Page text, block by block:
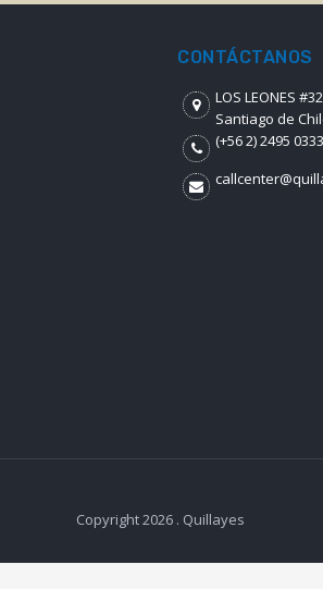
CONTÁCTANOS
LOS LEONES
Santiago de
(+56 2) 2495 0333
Copyright 2026 . Quillayes